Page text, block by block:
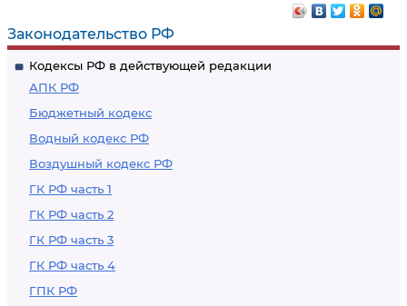
Законодательство РФ
Кодексы РФ в действующей редакции
АПК РФ
Бюджетный кодекс
Водный кодекс РФ
Воздушный кодекс РФ
ГК РФ часть 1
ГК РФ часть 2
ГК РФ часть 3
ГК РФ часть 4
ГПК РФ
запасных частей